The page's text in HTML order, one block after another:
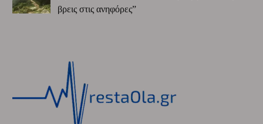
βρεις στις ανηφόρες”